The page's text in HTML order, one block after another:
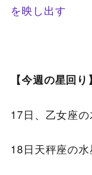
を映し出す
【今週の星回り】
17日、乙女座の
18日天秤座の水